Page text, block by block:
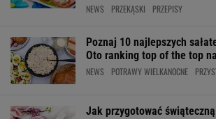
NEWS PRZEKĄSKI PRZEPISY
Poznaj 10 najlepszych
Oto ranking top of the top
NEWS POTRAWY WIELKANOCNE
Jak przygotować